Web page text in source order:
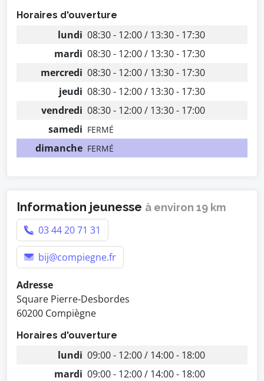
Horaires d'ouverture
lundi 08:30 - 12:00 / 13:30 - 17:30
mardi 08:30 - 12:00 / 13:30 - 17:30
mercredi 08:30 - 12:00 / 13:30 - 17:30
jeudi 08:30 - 12:00 / 13:30 - 17:30
vendredi 08:30 - 12:00 / 13:30 - 17:00
samedi FERMÉ
dimanche FERMÉ
Information jeunesse à environ 19 km
03 44 20 71 31
bij@compiegne.fr
Adresse
Square Pierre-Desbordes
60200 Compiègne
Horaires d'ouverture
lundi 09:00 - 12:00 / 14:00 - 18:00
mardi 09:00 - 12:00 / 14:00 - 18:00